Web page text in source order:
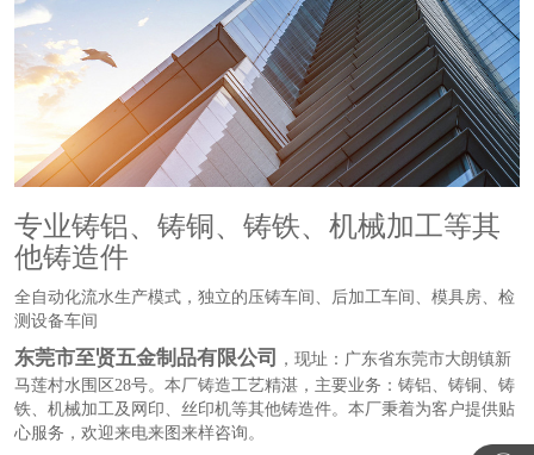
专业铸铝、铸铜、铸铁、机械加工等其
他铸造件
全自动化流水生产模式，独立的压铸车间、后加工车间、模具房、检
测设备车间
东莞市至贤五金制品有限公司
，现址：广东省东莞市大朗镇新
马莲村水围区28号。本厂铸造工艺精湛，主要业务：铸铝、铸铜、铸
铁、机械加工及网印、丝印机等其他铸造件。本厂秉着为客户提供贴
心服务，欢迎来电来图来样咨询。